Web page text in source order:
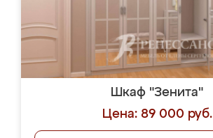
Шкаф "Зенита"
Цена: 89 000 руб.